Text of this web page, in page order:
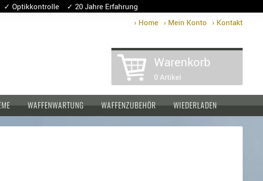
Optikkontrolle ✓ 20 Jahre Erfahrung
› Home › Mein Konto › Kontakt
Warenkorb
0 Artikel
WAFFENWARTUNG WAFFENZUBEHÖR WIEDERLADEN